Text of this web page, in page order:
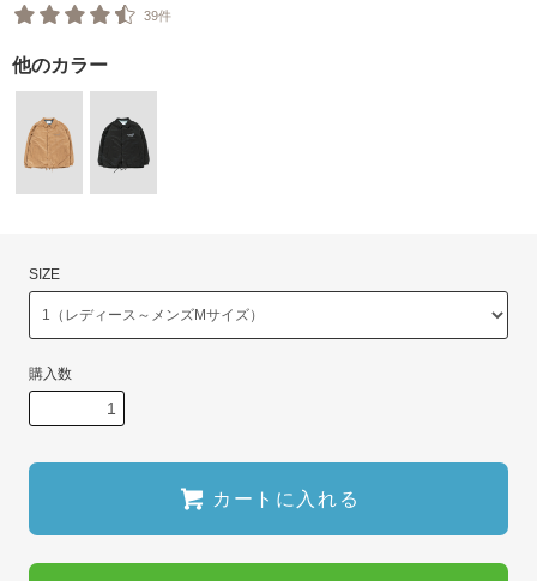
39件
他のカラー
SIZE
購入数
カートに入れる